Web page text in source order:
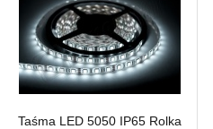
Taśma LED 5050 IP65 Rolka